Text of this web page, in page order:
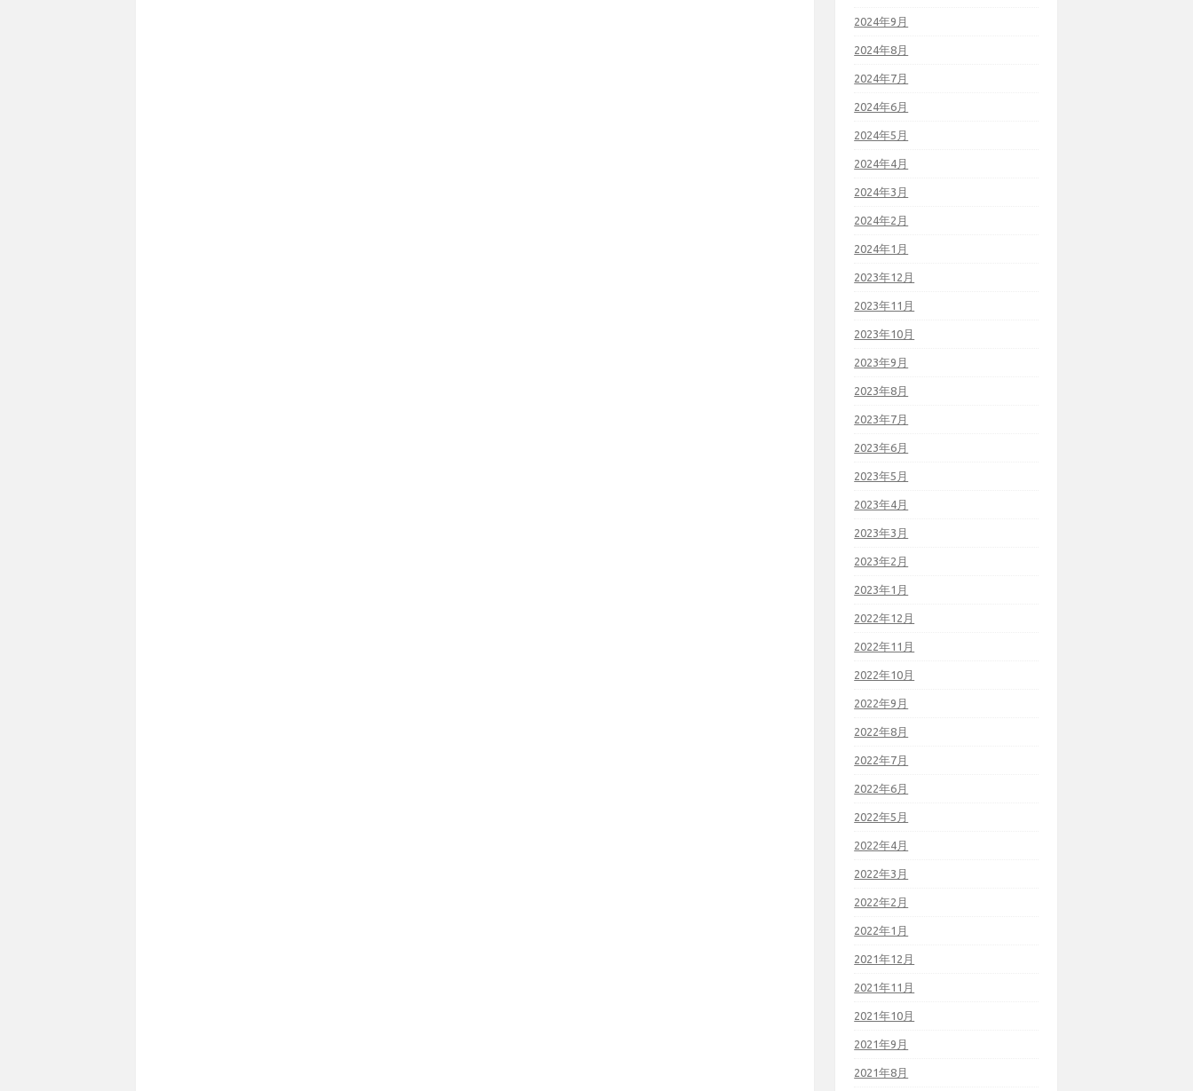
2024年9月
2024年8月
2024年7月
2024年6月
2024年5月
2024年4月
2024年3月
2024年2月
2024年1月
2023年12月
2023年11月
2023年10月
2023年9月
2023年8月
2023年7月
2023年6月
2023年5月
2023年4月
2023年3月
2023年2月
2023年1月
2022年12月
2022年11月
2022年10月
2022年9月
2022年8月
2022年7月
2022年6月
2022年5月
2022年4月
2022年3月
2022年2月
2022年1月
2021年12月
2021年11月
2021年10月
2021年9月
2021年8月